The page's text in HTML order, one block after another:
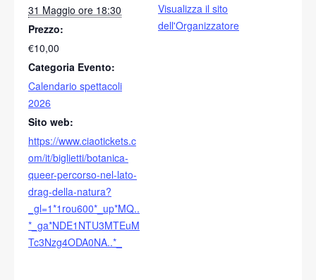
31 Maggio ore 18:30
Prezzo:
€10,00
Categoria Evento:
Calendario spettacoli
2026
Sito web:
https://www.ciaotickets.c
om/it/biglietti/botanica-
queer-percorso-nel-lato-
drag-della-natura?
_gl=1*1rou600*_up*MQ..
*_ga*NDE1NTU3MTEuM
Tc3Nzg4ODA0NA..*_
Visualizza il sito
dell'Organizzatore